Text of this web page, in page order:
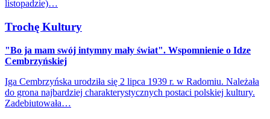
listopadzie)…
Trochę Kultury
"Bo ja mam swój intymny mały świat". Wspomnienie o Idze
Cembrzyńskiej
Iga Cembrzyńska urodziła się 2 lipca 1939 r. w Radomiu. Należała
do grona najbardziej charakterystycznych postaci polskiej kultury.
Zadebiutowała…